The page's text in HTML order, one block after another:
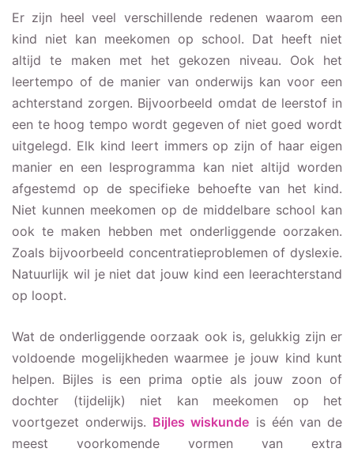
Er zijn heel veel verschillende redenen waarom een
kind niet kan meekomen op school. Dat heeft niet
altijd te maken met het gekozen niveau. Ook het
leertempo of de manier van onderwijs kan voor een
achterstand zorgen. Bijvoorbeeld omdat de leerstof in
een te hoog tempo wordt gegeven of niet goed wordt
uitgelegd. Elk kind leert immers op zijn of haar eigen
manier en een lesprogramma kan niet altijd worden
afgestemd op de specifieke behoefte van het kind.
Niet kunnen meekomen op de middelbare school kan
ook te maken hebben met onderliggende oorzaken.
Zoals bijvoorbeeld concentratieproblemen of dyslexie.
Natuurlijk wil je niet dat jouw kind een leerachterstand
op loopt.
Wat de onderliggende oorzaak ook is, gelukkig zijn er
voldoende mogelijkheden waarmee je jouw kind kunt
helpen. Bijles is een prima optie als jouw zoon of
dochter (tijdelijk) niet kan meekomen op het
voortgezet onderwijs. Bijles wiskunde is één van de
meest voorkomende vormen van extra